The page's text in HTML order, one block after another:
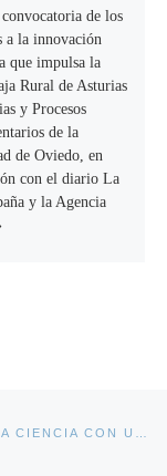
de los
a la innovación
que impulsa la
Rural de Asturias
y Procesos
de la
de Oviedo, en
con el diario La
y la Agencia